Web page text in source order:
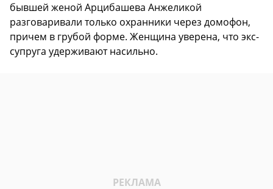
бывшей женой Арцибашева Анжеликой
разговаривали только охранники через домофон,
причем в грубой форме. Женщина уверена, что экс-
супруга удерживают насильно.